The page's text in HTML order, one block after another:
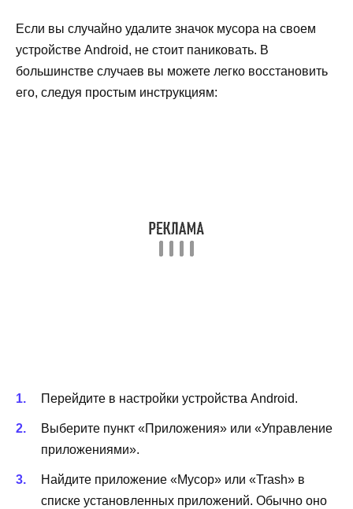
Если вы случайно удалите значок мусора на своем
устройстве Android, не стоит паниковать. В
большинстве случаев вы можете легко восстановить
его, следуя простым инструкциям:
Перейдите в настройки устройства Android.
Выберите пункт «Приложения» или «Управление
приложениями».
Найдите приложение «Мусор» или «Trash» в
списке установленных приложений. Обычно оно